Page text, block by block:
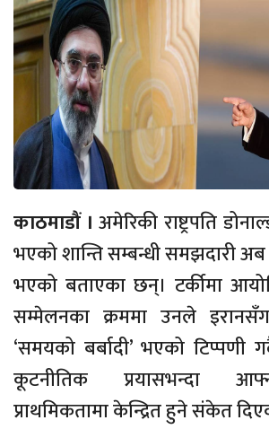
काठमाडौं । अमेरिकी राष्ट्रपति
भएको शान्ति सम्बन्धी समझदारी अब
भएको बताएका छन्। टर्कीमा
सम्मेलनका क्रममा उनले
‘समयको बर्बादी’ भएको टिप्पणी
कूटनीतिक प्रयासभन्दा
प्राथमिकतामा केन्द्रित हुने संकेत